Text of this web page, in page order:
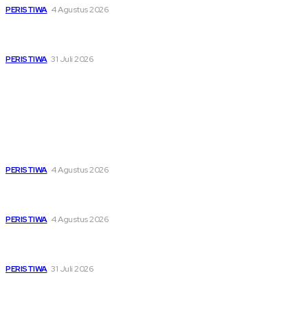
PERISTIWA 4 Agustus 2026
PERISTIWA 31 Juli 2026
PERISTIWA 4 Agustus 2026
PERISTIWA 4 Agustus 2026
PERISTIWA 31 Juli 2026